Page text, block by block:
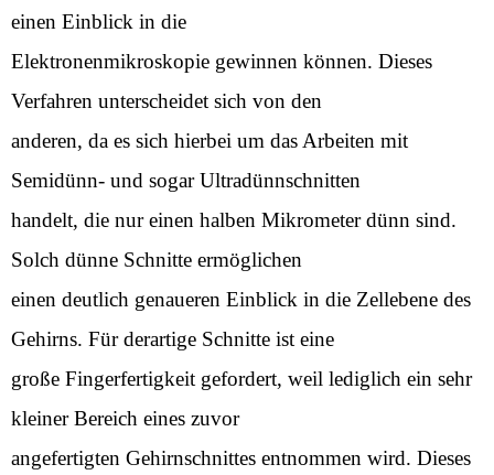
einen Einblick in die
Elektronenmikroskopie gewinnen können. Dieses
Verfahren unterscheidet sich von den
anderen, da es sich hierbei um das Arbeiten mit
Semidünn- und sogar Ultradünnschnitten
handelt, die nur einen halben Mikrometer dünn sind.
Solch dünne Schnitte ermöglichen
einen deutlich genaueren Einblick in die Zellebene des
Gehirns. Für derartige Schnitte ist eine
große Fingerfertigkeit gefordert, weil lediglich ein sehr
kleiner Bereich eines zuvor
angefertigten Gehirnschnittes entnommen wird. Dieses